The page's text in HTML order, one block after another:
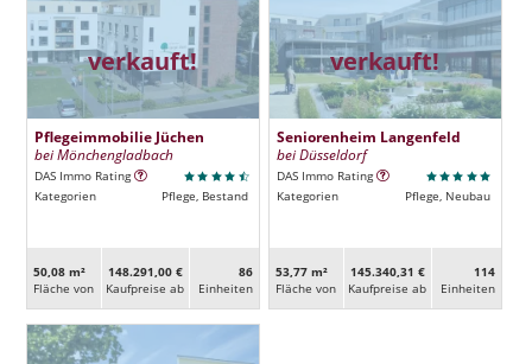
verkauft!
Pflegeimmobilie Jüchen
bei Mönchengladbach
DAS Immo Rating
Kategorien
Pflege, Bestand
50,08 m²
Fläche von
148.291,00 €
Kaufpreise ab
86
Ein­heiten
verkauft!
Seniorenheim Langenfeld
bei Düsseldorf
DAS Immo Rating
Kategorien
Pflege, Neubau
53,77 m²
Fläche von
145.340,31 €
Kaufpreise ab
114
Ein­heiten